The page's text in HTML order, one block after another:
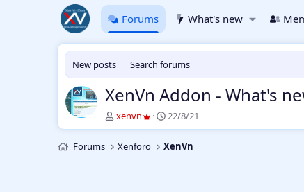
Forums What's new
New posts Search forums
XenVn Addon - What's
T
h
e
xenvn
S
t
a
r
22/8/21
Forums Xenforo XenVn